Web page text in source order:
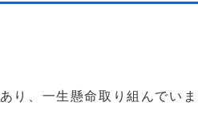
り、一生懸命取り組んでいま